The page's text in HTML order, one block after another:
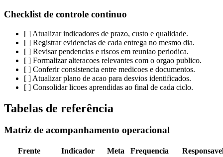
Checklist de controle continuo
[ ] Atualizar indicadores de prazo, custo e qualidade.
[ ] Registrar evidencias de cada entrega no mesmo dia.
[ ] Revisar pendencias e riscos em reuniao periodica.
[ ] Formalizar alteracoes relevantes com o orgao publico.
[ ] Conferir consistencia entre medicoes e documentos.
[ ] Atualizar plano de acao para desvios identificados.
[ ] Consolidar licoes aprendidas ao final de cada ciclo.
Tabelas de referência
Matriz de acompanhamento operacional
Frente Indicador Meta Frequencia